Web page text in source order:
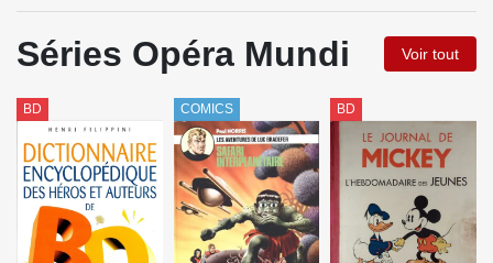
Séries Opéra Mundi Voir tout
BD COMICS BD